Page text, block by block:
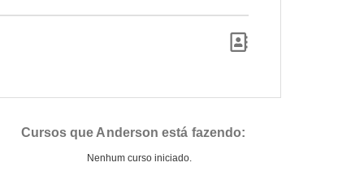
Cursos que Anderson está fazendo:
Nenhum curso iniciado.